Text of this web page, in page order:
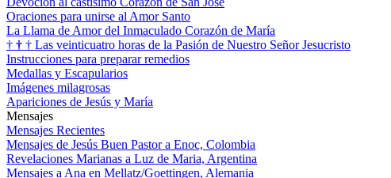
Oraciones para unirse al Amor Santo
La Llama de Amor del Inmaculado Corazón de María
† † † Las veinticuatro horas de la Pasión de Nuestro Señor Jesucristo
Instrucciones para preparar remedios
Medallas y Escapularios
Imágenes milagrosas
Apariciones de Jesús y María
Mensajes
Mensajes Recientes
Mensajes de Jesús Buen Pastor a Enoc, Colombia
Revelaciones Marianas a Luz de Maria, Argentina
Mensajes a Ana en Mellatz/Goettingen, Alemania